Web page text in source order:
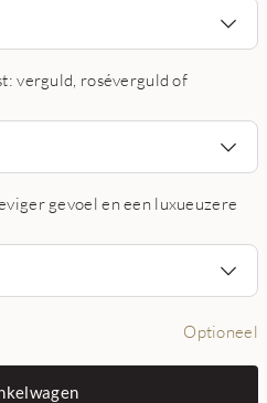
verguld, roséverguld of
gevoel en een luxueuzere
Optioneel